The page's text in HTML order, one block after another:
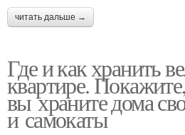
читать дальше →
Где и как хранить
квартире.
вы храните дома
и самокаты